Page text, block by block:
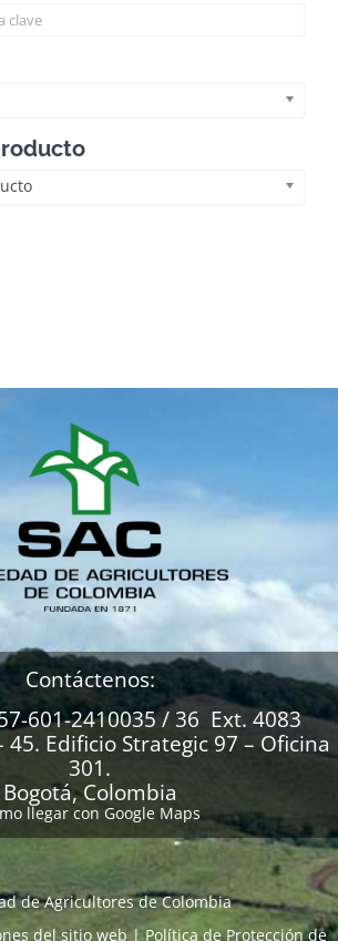
Contáctenos:
601-2410035 / 36 Ext. 4083
45. Edificio Strategic 97 – Oficina
301.
Bogotá, Colombia
llegar con Google Maps
de Agricultores de Colombia
del sitio web|Política de Protección de